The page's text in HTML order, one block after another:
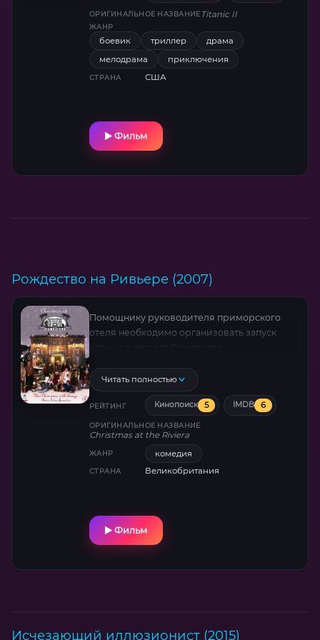
Пассажиры и члены экипажа должны
бороться, чтобы избежать печальной участи.
ОРИГИНАЛЬНОЕ НАЗВАНИЕ Titanic II
ЖАНР
боевик триллер
драма
мелодрама
приключения
СТРАНА США
Фильм
Рождество на Ривьере (2007)
Помощнику руководителя приморского
отеля необходимо организовать запуск
Читать полностью
РЕЙТИНГ Кинопоиск 5 IMDB 6
ОРИГИНАЛЬНОЕ НАЗВАНИЕ
Christmas at the Riviera
ЖАНР комедия
СТРАНА Великобритания
Фильм
Исчезающий иллюзионист (2015)